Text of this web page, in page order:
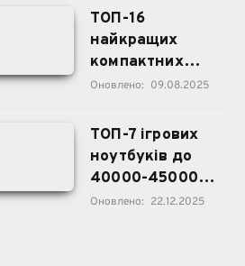
2025
ТОП-16
найкращих
компактних
смартфонів 5-6
року
Оновлено: 09.08.2025
ТОП-7 ігрових
ноутбуків до
40000-45000
грн ($1000) у
Оновлено: 22.12.2025